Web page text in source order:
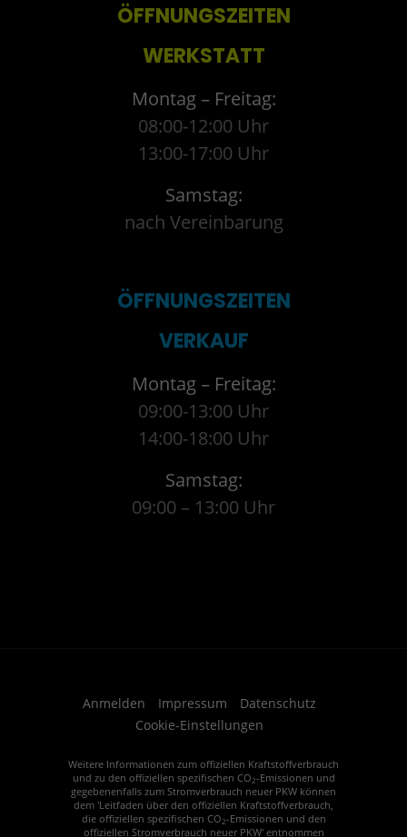
ÖFFNUNGSZEITEN
WERKSTATT
Montag – Freitag:
08:00-12:00 Uhr
13:00-17:00 Uhr
Samstag:
nach Vereinbarung
ÖFFNUNGSZEITEN
VERKAUF
Montag – Freitag:
09:00-13:00 Uhr
14:00-18:00 Uhr
Samstag:
09:00 – 13:00 Uhr
Anmelden Impressum
Datenschutz
Cookie-Einstellungen
Weitere Informationen zum offiziellen Kraftstoffverbrauch
und zu den offiziellen spezifischen CO2-Emissionen und
gegebenenfalls zum Stromverbrauch neuer PKW können
dem 'Leitfaden über den offiziellen Kraftstoffverbrauch,
die offiziellen spezifischen CO2-Emissionen und den
offiziellen Stromverbrauch neuer PKW' entnommen